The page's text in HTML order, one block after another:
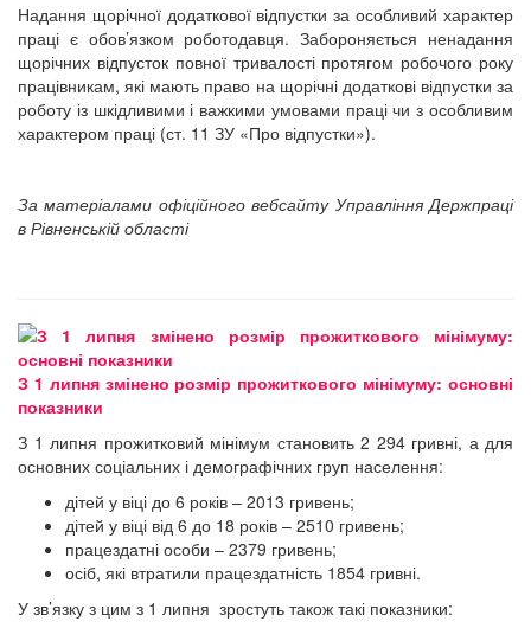
Надання щорічної додаткової відпустки за особливий характер
праці є обов’язком роботодавця. Забороняється ненадання
щорічних відпусток повної тривалості протягом робочого року
працівникам, які мають право на щорічні додаткові відпустки за
роботу із шкідливими і важкими умовами праці чи з особливим
характером праці (ст. 11 ЗУ «Про відпустки»).
За матеріалами офіційного вебсайту Управління Держпраці
в Рівненській області
З 1 липня змінено розмір прожиткового мінімуму: основні
показники
З 1 липня прожитковий мінімум становить 2 294 гривні, а для
основних соціальних і демографічних груп населення:
дітей у віці до 6 років – 2013 гривень;
дітей у віці від 6 до 18 років – 2510 гривень;
працездатні особи – 2379 гривень;
осіб, які втратили працездатність 1854 гривні.
У зв’язку з цим з 1 липня зростуть також такі показники: